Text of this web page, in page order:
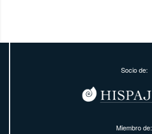
Socio de:
Miembro de: